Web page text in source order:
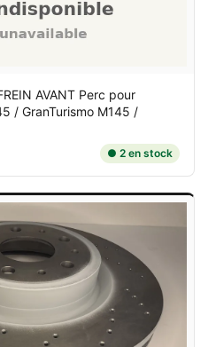
AVANT Perc pour
/ GranTurismo M145 /
● 2 en stock